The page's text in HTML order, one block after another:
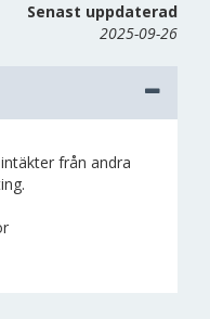
Senast uppdaterad
2025-09-26
från andra